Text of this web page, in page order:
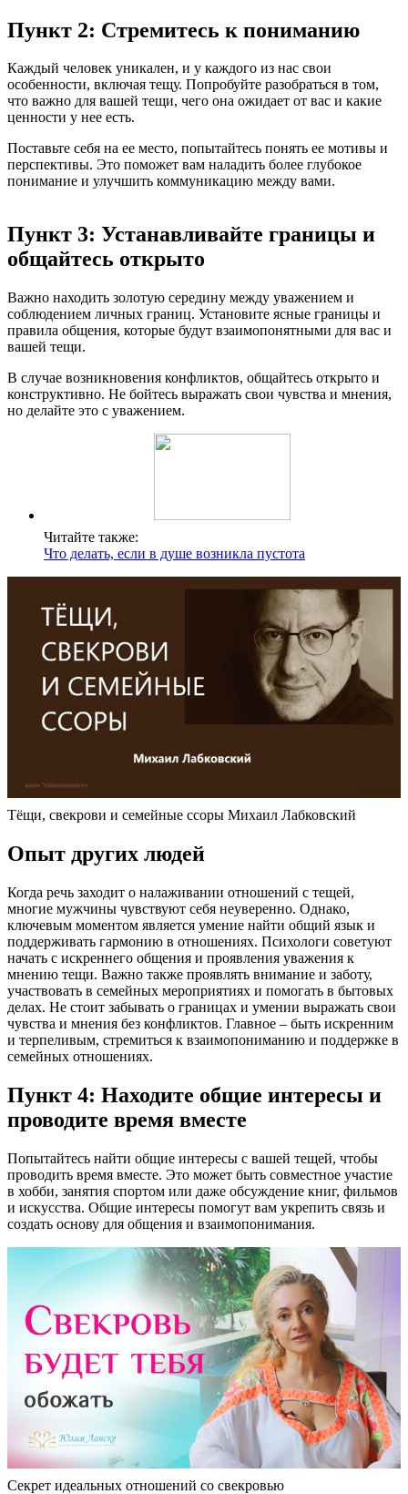
Пункт 2: Стремитесь к пониманию
Каждый человек уникален, и у каждого из нас свои
особенности, включая тещу. Попробуйте разобраться в том,
что важно для вашей тещи, чего она ожидает от вас и какие
ценности у нее есть.
Поставьте себя на ее место, попытайтесь понять ее мотивы и
перспективы. Это поможет вам наладить более глубокое
понимание и улучшить коммуникацию между вами.
Пункт 3: Устанавливайте границы и
общайтесь открыто
Важно находить золотую середину между уважением и
соблюдением личных границ. Установите ясные границы и
правила общения, которые будут взаимопонятными для вас и
вашей тещи.
В случае возникновения конфликтов, общайтесь открыто и
конструктивно. Не бойтесь выражать свои чувства и мнения,
но делайте это с уважением.
Читайте также:
Что делать, если в душе возникла пустота
Тёщи, свекрови и семейные ссоры Михаил Лабковский
Опыт других людей
Когда речь заходит о налаживании отношений с тещей,
многие мужчины чувствуют себя неуверенно. Однако,
ключевым моментом является умение найти общий язык и
поддерживать гармонию в отношениях. Психологи советуют
начать с искреннего общения и проявления уважения к
мнению тещи. Важно также проявлять внимание и заботу,
участвовать в семейных мероприятиях и помогать в бытовых
делах. Не стоит забывать о границах и умении выражать свои
чувства и мнения без конфликтов. Главное – быть искренним
и терпеливым, стремиться к взаимопониманию и поддержке в
семейных отношениях.
Пункт 4: Находите общие интересы и
проводите время вместе
Попытайтесь найти общие интересы с вашей тещей, чтобы
проводить время вместе. Это может быть совместное участие
в хобби, занятия спортом или даже обсуждение книг, фильмов
и искусства. Общие интересы помогут вам укрепить связь и
создать основу для общения и взаимопонимания.
Секрет идеальных отношений со свекровью